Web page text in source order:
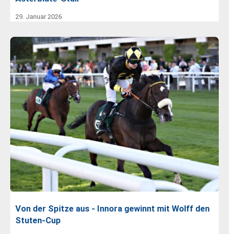
29. Januar 2026
Von der Spitze aus - Innora gewinnt mit Wolff den
Stuten-Cup